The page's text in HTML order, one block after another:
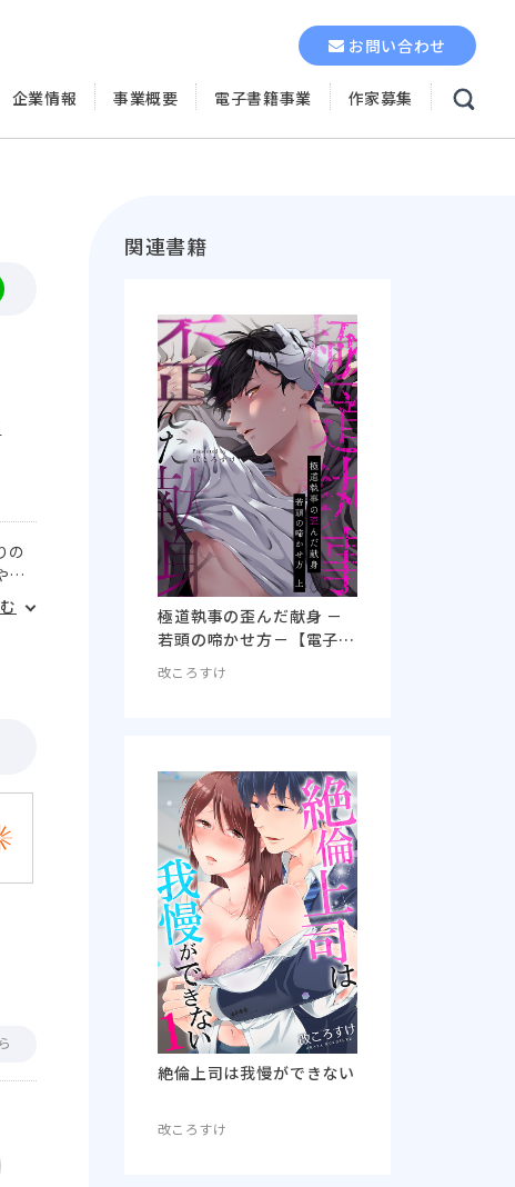
お問い合わせ
企業情報 事業概要 電子書籍事業 作家募集
関連書籍
極道執事の歪んだ献身 －
若頭の啼かせ方－【電子単
行本版おまけ付き】
改ころすけ
絶倫上司は我慢ができない
改ころすけ
の
組